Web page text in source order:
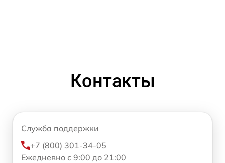
Контакты
Служба поддержки
+7 (800) 301-34-05
Ежедневно с 9:00 до 21:00